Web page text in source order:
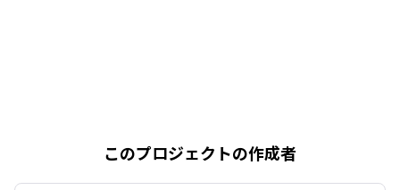
このプロジェクトの作成者